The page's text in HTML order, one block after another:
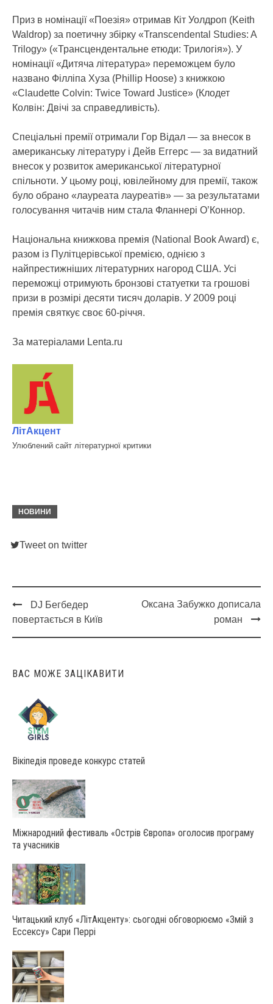
Приз в номінації «Поезія» отримав Кіт Уолдроп (Keith
Waldrop) за поетичну збірку «Transcendental Studies: A
Trilogy» («Трансцендентальне етюди: Трилогія»). У
номінації «Дитяча література» переможцем було
названо Філліпа Хуза (Phillip Hoose) з книжкою
«Claudette Colvin: Twice Toward Justice» (Клодет
Колвін: Двічі за справедливість).
Спеціальні премії отримали Гор Відал — за внесок в
американську літературу і Дейв Еггерс — за видатний
внесок у розвиток американської літературної
спільноти. У цьому році, ювілейному для премії, також
було обрано «лауреата лауреатів» — за результатами
голосування читачів ним стала Фланнері О’Коннор.
Національна книжкова премія (National Book Award) є,
разом із Пулітцерівської премією, однією з
найпрестижніших літературних нагород США. Усі
переможці отримують бронзові статуетки та грошові
призи в розмірі десяти тисяч доларів. У 2009 році
премія святкує своє 60-річчя.
За матеріалами Lenta.ru
ЛітАкцент
Улюблений сайт літературної критики
НОВИНИ
Tweet on twitter
Post
navigation
DJ Бегбедер
повертається в Київ
Оксана Забужко дописала
роман
ВАС МОЖЕ ЗАЦІКАВИТИ
Вікіпедія проведе конкурс статей
Міжнародний фестиваль «Острів Європа» оголосив програму
та учасників
Читацький клуб «ЛітАкценту»: сьогодні обговорюємо «Змій з
Ессексу» Сари Перрі